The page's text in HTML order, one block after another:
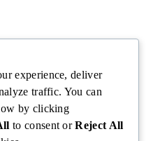
experience, deliver
traffic. You can
by clicking
to consent orReject All